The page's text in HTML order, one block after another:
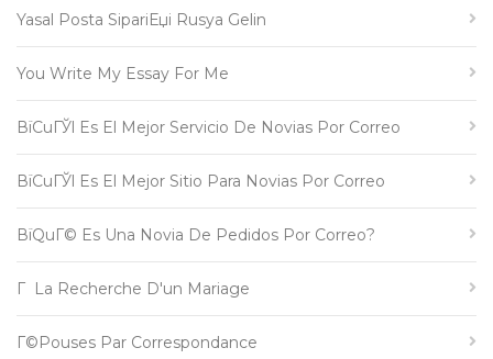
Yasal Posta SipariЕџi Rusya Gelin
You Write My Essay For Me
ВїCuГЎl Es El Mejor Servicio De Novias Por Correo
ВїCuГЎl Es El Mejor Sitio Para Novias Por Correo
ВїQuГ© Es Una Novia De Pedidos Por Correo?
Г La Recherche D'un Mariage
Г©pouses Par Correspondance